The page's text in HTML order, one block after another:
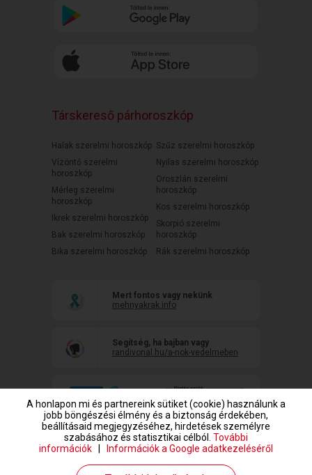
Társkereső párhoroszkóp
Halak szerelmi horoszkóp
Vízöntő szerelmi
horoszkóp
Mérleg szerelmi
horoszkóp
Ikrek szerelmi horoszkóp
Bak szerelmi horoszkóp
Bika szerelmi horoszkóp
Szűz szerelmi horoszkóp
Nyilas szerelmi horoszkóp
Oroszlán szerelmi
horoszkóp
Kos szerelmi horoszkóp
Skorpió szerelmi
horoszkóp
Rák szerelmi horoszkóp
Mert fontos vagy nekünk
mehnyakrak.info
Segítség, ha bajban vagy
randivonal.hu/a-nok-vedelmeben
A honlapon mi és partnereink sütiket (cookie) használunk a
jobb böngészési élmény és a biztonság érdekében,
beállításaid megjegyzéséhez, hirdetések személyre
szabásához és statisztikai célból. További
információk
Információk a Google adatkezeléséről